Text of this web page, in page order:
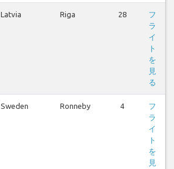
Latvia Riga 28
フ
ラ
イ
ト
を
見
る
Sweden Ronneby 4
フ
ラ
イ
ト
を
見